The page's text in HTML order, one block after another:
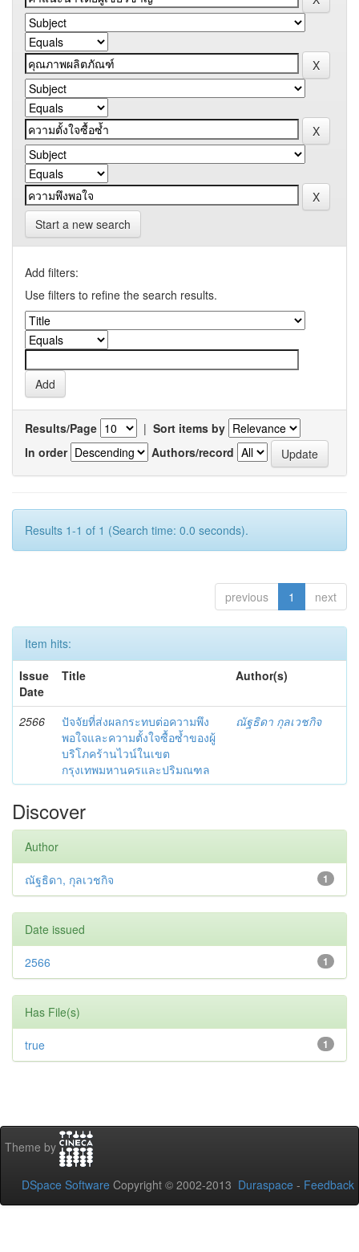
Start a new search
Add filters:
Use filters to refine the search results.
Results/Page | Sort items by
In order
Authors/record
Results 1-1 of 1 (Search time: 0.0 seconds).
previous 1 next
Item hits:
Issue
Date
Title Author(s)
2566
ปัจจัยที่ส่งผลกระทบต่อความพึง
พอใจและความตั้งใจซื้อซ้ำของผู้
บริโภคร้านไวน์ในเขต
กรุงเทพมหานครและปริมณฑล
ณัฐธิดา กุลเวชกิจ
Discover
Author
1
ณัฐธิดา, กุลเวชกิจ
Date issued
1
2566
Has File(s)
1
true
Theme by
DSpace Software Copyright © 2002-2013 Duraspace - Feedback